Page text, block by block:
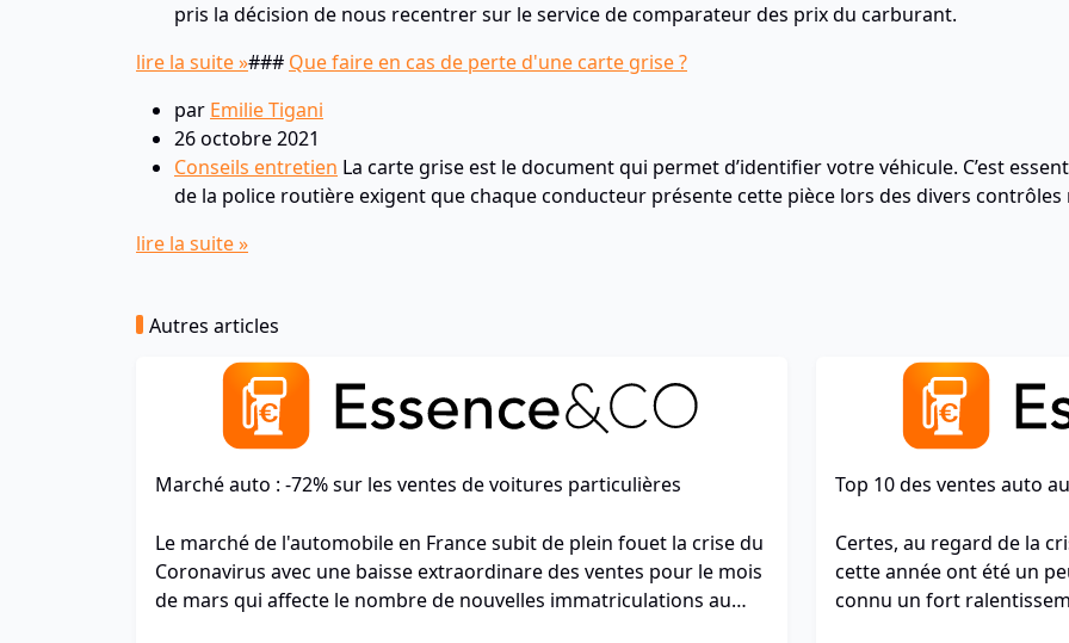
pris la décision de nous recentrer sur le service de comparateur des prix du carburant.
lire la suite »### Que faire en cas de perte d'une carte grise ?
par Emilie Tigani
26 octobre 2021
Conseils entretien La carte grise est le document qui permet d’identifier votre véhicule. C’est
de la police routière exigent que chaque conducteur présente cette pièce lors des divers
lire la suite »
Autres articles
Marché auto : -72% sur les ventes de voitures particulières
Le marché de l'automobile en France subit de plein fouet la crise du
Coronavirus avec une baisse extraordinare des ventes pour le mois
de mars qui affecte le nombre de nouvelles immatriculations au
Top 10 des ventes auto
Certes, au regard de la
cette année ont été un
connu un fort